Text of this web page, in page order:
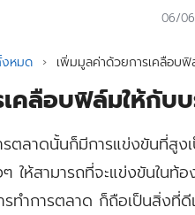
06/
หมด › เพิ่มมูลค่าด้วยการเคลือบ
เคลือบฟิล์มให้กับ
ตลาดนั้นก็มีการแข่งขันที่สูง
ห้สามารถที่จะแข่งขันในท้อ
ทำการตลาด ก็ถือเป็นสิ่งที่ดี